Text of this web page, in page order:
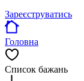
Зареєструватись
Головна
Список бажань